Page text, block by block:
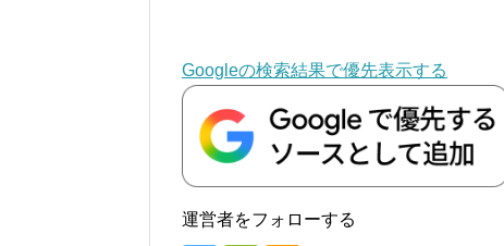
Googleの検索結果で優先表示する
運営者をフォローする